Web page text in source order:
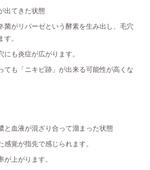
出てきた状態
菌がリパーゼという酵素を生み出し、毛穴
。
も炎症が広がります。
ても「ニキビ跡」が出来る可能性が高くな
と血液が混ざり合って溜まった状態
覚が指先で感じられます。
上がります。